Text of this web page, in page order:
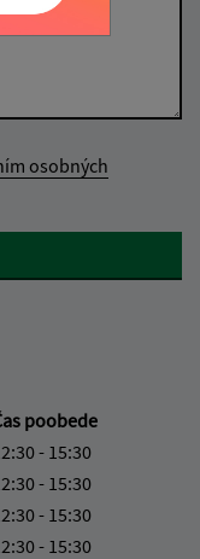
osobných
poobede
- 15:30
- 15:30
- 15:30
- 15:30